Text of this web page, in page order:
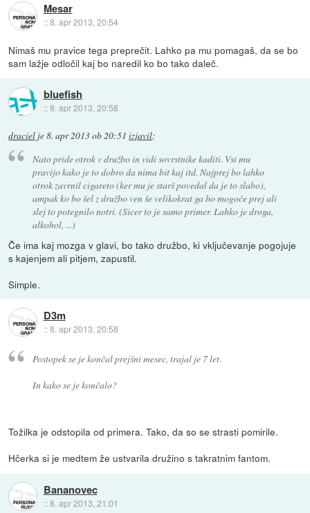
Mesar
::8. apr 2013, 20:54
Nimaš mu pravice tega preprečit. Lahko pa mu pomagaš, da se bo
sam lažje odločil kaj bo naredil ko bo tako daleč.
bluefish
::8. apr 2013, 20:58
draciel je8. apr 2013 ob 20:51 izjavil:
Nato pride otrok v družbo in vidi sovrstnike kaditi. Vsi mu
pravijo kako je to dobro da nima bit kaj itd. Najprej bo lahko
otrok zavrnil cigareto (ker mu je starš povedal da je to slabo),
ampak ko bo šel z družbo ven še velikokrat ga bo mogoče prej ali
slej to potegnilo notri. (Sicer to je samo primer. Lahko je droga,
alkohol, ...)
Če ima kaj mozga v glavi, bo tako družbo, ki vključevanje pogojuje
s kajenjem ali pitjem, zapustil.
Simple.
D3m
::8. apr 2013, 20:58
Postopek se je končal prejšni mesec, trajal je 7 let.
In kako se je končalo?
Tožilka je odstopila od primera. Tako, da so se strasti pomirile.
Hčerka si je medtem že ustvarila družino s takratnim fantom.
Bananovec
::8. apr 2013, 21:01